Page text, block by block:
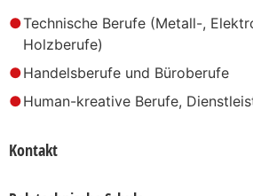
Technische Berufe (Metall-,
Holzberufe)
Handelsberufe und Büroberufe
Human-kreative Berufe,
Kontakt